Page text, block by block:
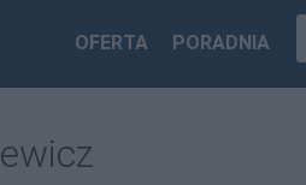
OFERTA PORADNIA